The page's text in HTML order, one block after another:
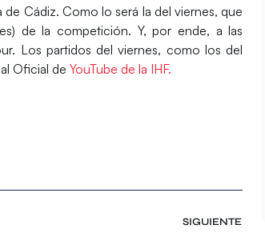
de Cádiz. Como lo será la del viernes, que
de la competición. Y, por ende, a las
Los partidos del viernes, como los del
Oficial de YouTube de la IHF.
SIGUIENTE